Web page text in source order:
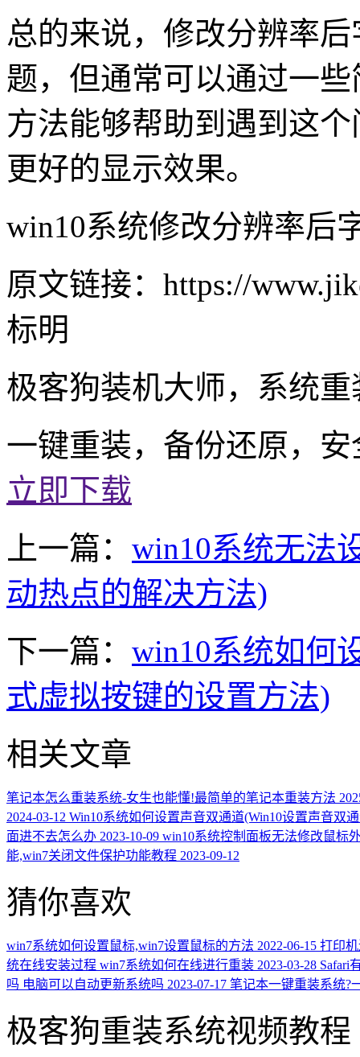
总的来说，修改分辨率
题，但通常可以通过一
方法能够帮助到遇到这
更好的显示效果。
win10系统修改分辨率后
原文链接：https://
标明
极客狗装机大师，系统
一键重装，备份还原，
立即下载
上一篇： win10系统无法
动热点的解决方法)
下一篇： win10系统如何
式虚拟按键的设置方法)
相关文章
笔记本怎么重装系统-女生也能懂!最简单的笔记本重装方法
2024-03-12 Win10系统如何设置声音双通道(Win10设置声音双
面进不去怎么办 2023-10-09 win10系统控制面板无法修改鼠标
能,win7关闭文件保护功能教程 2023-09-12
猜你喜欢
win7系统如何设置鼠标,win7设置鼠标的方法 2022-06-15 打印
统在线安装过程 win7系统如何在线进行重装 2023-03-28 Safari
吗 电脑可以自动更新系统吗 2023-07-17 笔记本一键重装系统?
极客狗重装系统视频教程